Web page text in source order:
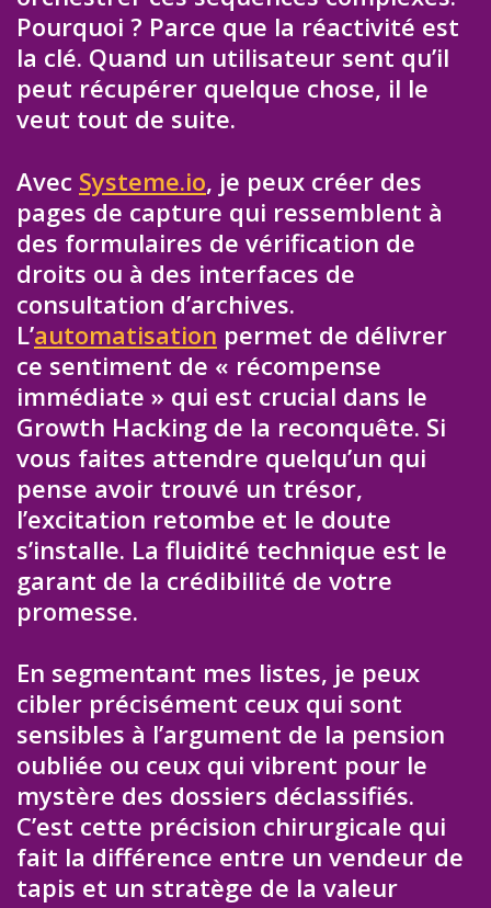
Pourquoi ? Parce que la réactivité est
la clé. Quand un utilisateur sent qu’il
peut récupérer quelque chose, il le
veut tout de suite.
Avec Systeme.io, je peux créer des
pages de capture qui ressemblent à
des formulaires de vérification de
droits ou à des interfaces de
consultation d’archives.
L’automatisation permet de délivrer
ce sentiment de « récompense
immédiate » qui est crucial dans le
Growth Hacking de la reconquête. Si
vous faites attendre quelqu’un qui
pense avoir trouvé un trésor,
l’excitation retombe et le doute
s’installe. La fluidité technique est le
garant de la crédibilité de votre
promesse.
En segmentant mes listes, je peux
cibler précisément ceux qui sont
sensibles à l’argument de la pension
oubliée ou ceux qui vibrent pour le
mystère des dossiers déclassifiés.
C’est cette précision chirurgicale qui
fait la différence entre un vendeur de
tapis et un stratège de la valeur